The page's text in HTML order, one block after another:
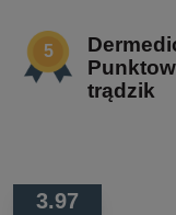
trądzik
3.97